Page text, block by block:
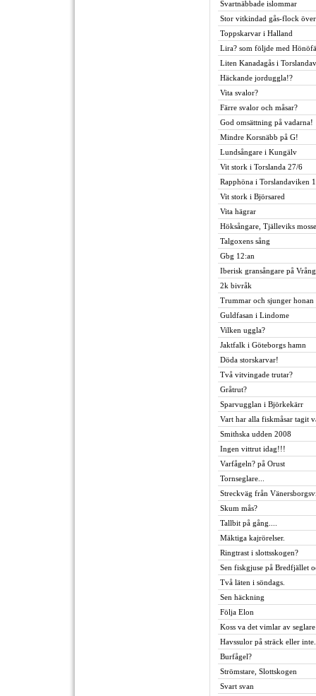
Svartnäbbade islommar
Stor vitkindad gås-flock
Toppskarvar i Halland
Lira? som följde med
Liten Kanadagås i
Häckande jorduggla!?
Vita svalor?
Färre svalor och måsar?
God omsättning på vadarna!
Mindre Korsnäbb på G!
Lundsångare i Kungälv
Vit stork i Torslanda 27/6
Rapphöna i Torslandaviken
Vit stork i Björsared
Vita hägrar
Höksångare, Tjälleviks mosse
Talgoxens sång
Gbg 12:an
Iberisk gransångare på
2k bivråk
Trummar och sjunger honan
Guldfasan i Lindome
Vilken uggla?
Jaktfalk i Göteborgs hamn
Döda storskarvar!
Två vitvingade trutar?
Gråtrut?
Sparvugglan i Björkekärr
Vart har alla fiskmåsar tagit
Smithska udden 2008
Ingen vittrut idag!!!
Varfågeln? på Orust
Tornseglare...
Streckväg från
Skum mås?
Tallbit på gång....
Mäktiga kajrörelser.
Ringtrast i slottsskogen?
Sen fiskgjuse på Bredfjället
Två läten i söndags.
Sen häckning
Följa Elon
Koss va det vimlar av
Havssulor på sträck eller
Burfågel?
Strömstare, Slottskogen
Svart svan